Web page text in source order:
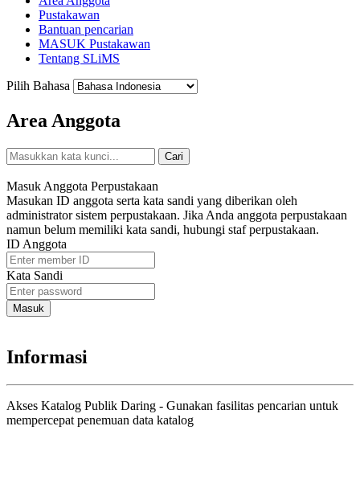
Pustakawan
Bantuan pencarian
MASUK Pustakawan
Tentang SLiMS
Pilih Bahasa
Area Anggota
Cari
Masuk Anggota Perpustakaan
Masukan ID anggota serta kata sandi yang diberikan oleh
administrator sistem perpustakaan. Jika Anda anggota perpustakaan
namun belum memiliki kata sandi, hubungi staf perpustakaan.
ID Anggota
Kata Sandi
Informasi
Akses Katalog Publik Daring - Gunakan fasilitas pencarian untuk
mempercepat penemuan data katalog